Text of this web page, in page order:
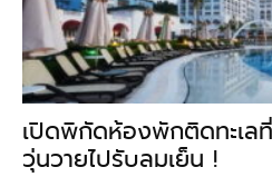
เปิดพิกัดห้องพักติดทะเล
วุ่นวายไปรับลมเย็น !